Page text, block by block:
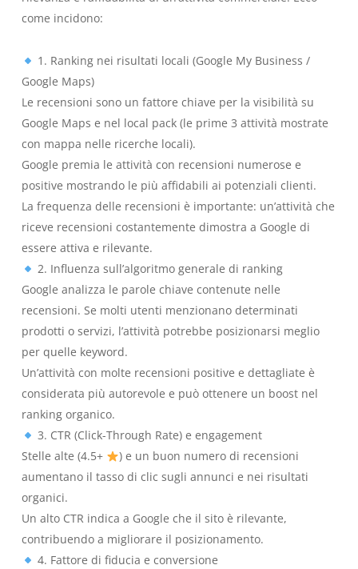
come incidono:
1. Ranking nei risultati locali (Google My Business /
Google Maps)
Le recensioni sono un fattore chiave per la visibilità su
Google Maps e nel local pack (le prime 3 attività mostrate
con mappa nelle ricerche locali).
Google premia le attività con recensioni numerose e
positive mostrando le più affidabili ai potenziali clienti.
La frequenza delle recensioni è importante: un’attività che
riceve recensioni costantemente dimostra a Google di
essere attiva e rilevante.
2. Influenza sull’algoritmo generale di ranking
Google analizza le parole chiave contenute nelle
recensioni. Se molti utenti menzionano determinati
prodotti o servizi, l’attività potrebbe posizionarsi meglio
per quelle keyword.
Un’attività con molte recensioni positive e dettagliate è
considerata più autorevole e può ottenere un boost nel
ranking organico.
3. CTR (Click-Through Rate) e engagement
Stelle alte (4.5+
) e un buon numero di recensioni
aumentano il tasso di clic sugli annunci e nei risultati
organici.
Un alto CTR indica a Google che il sito è rilevante,
contribuendo a migliorare il posizionamento.
4. Fattore di fiducia e conversione